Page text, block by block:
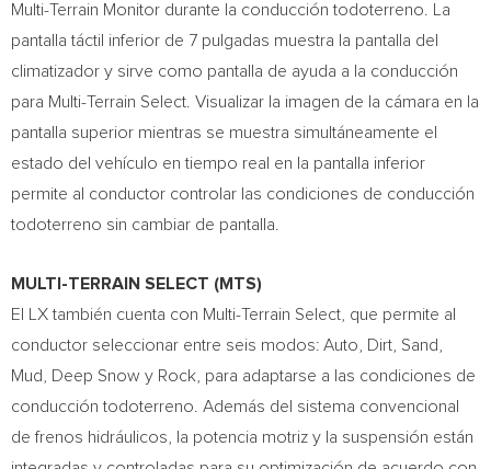
Multi-Terrain Monitor durante la conducción todoterreno. La
pantalla táctil inferior de 7 pulgadas muestra la pantalla del
climatizador y sirve como pantalla de ayuda a la conducción
para Multi-Terrain Select. Visualizar la imagen de la cámara en la
pantalla superior mientras se muestra simultáneamente el
estado del vehículo en tiempo real en la pantalla inferior
permite al conductor controlar las condiciones de conducción
todoterreno sin cambiar de pantalla.
MULTI-TERRAIN SELECT (MTS)
El LX también cuenta con Multi-Terrain Select, que permite al
conductor seleccionar entre seis modos: Auto, Dirt, Sand,
Mud, Deep Snow y Rock, para adaptarse a las condiciones de
conducción todoterreno. Además del sistema convencional
de frenos hidráulicos, la potencia motriz y la suspensión están